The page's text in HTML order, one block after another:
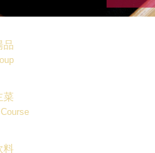
品
菜
料